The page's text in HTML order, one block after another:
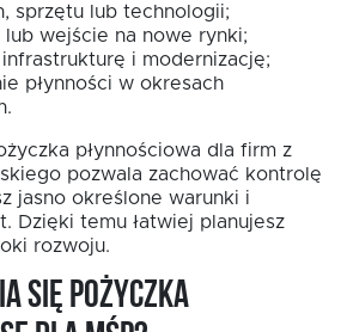
sprzętu lub technologii;
wejście na nowe rynki;
i modernizację;
płynności w okresach
płynnościowa dla firm z
pozwala zachować kontrolę
jasno określone warunki i
Dzięki temu łatwiej planujesz
rozwoju.
się pożyczka